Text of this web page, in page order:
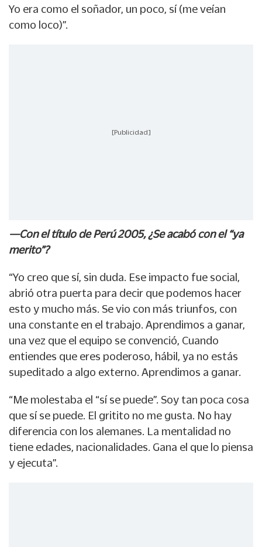
Yo era como el soñador, un poco, sí (me veían
como loco)”.
[Publicidad]
—Con el título de Perú 2005, ¿Se acabó con el “ya
merito”?
“Yo creo que sí, sin duda. Ese impacto fue social,
abrió otra puerta para decir que podemos hacer
esto y mucho más. Se vio con más triunfos, con
una constante en el trabajo. Aprendimos a ganar,
una vez que el equipo se convenció, Cuando
entiendes que eres poderoso, hábil, ya no estás
supeditado a algo externo. Aprendimos a ganar.
“Me molestaba el “sí se puede”. Soy tan poca cosa
que sí se puede. El gritito no me gusta. No hay
diferencia con los alemanes. La mentalidad no
tiene edades, nacionalidades. Gana el que lo piensa
y ejecuta”.